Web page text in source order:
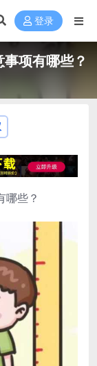
登录
项有哪些？
哪些？